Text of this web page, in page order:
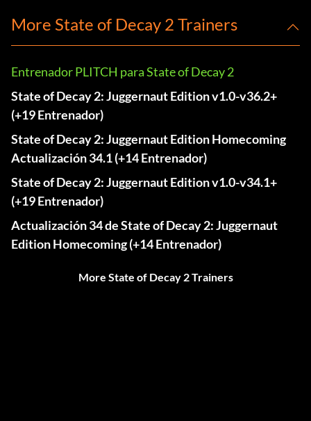
More State of Decay 2 Trainers
Entrenador PLITCH para State of Decay 2
State of Decay 2: Juggernaut Edition v1.0-v36.2+
(+19 Entrenador)
State of Decay 2: Juggernaut Edition Homecoming
Actualización 34.1 (+14 Entrenador)
State of Decay 2: Juggernaut Edition v1.0-v34.1+
(+19 Entrenador)
Actualización 34 de State of Decay 2: Juggernaut
Edition Homecoming (+14 Entrenador)
More State of Decay 2 Trainers